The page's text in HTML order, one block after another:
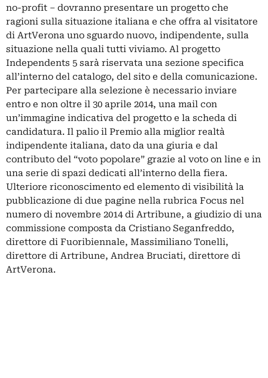
no-profit – dovranno presentare un progetto che
ragioni sulla situazione italiana e che offra al visitatore
di ArtVerona uno sguardo nuovo, indipendente, sulla
situazione nella quali tutti viviamo. Al progetto
Independents 5 sarà riservata una sezione specifica
all’interno del catalogo, del sito e della comunicazione.
Per partecipare alla selezione è necessario inviare
entro e non oltre il 30 aprile 2014, una mail con
un’immagine indicativa del progetto e la scheda di
candidatura. Il palio il Premio alla miglior realtà
indipendente italiana, dato da una giuria e dal
contributo del “voto popolare” grazie al voto on line e in
una serie di spazi dedicati all’interno della fiera.
Ulteriore riconoscimento ed elemento di visibilità la
pubblicazione di due pagine nella rubrica Focus nel
numero di novembre 2014 di Artribune, a giudizio di una
commissione composta da Cristiano Seganfreddo,
direttore di Fuoribiennale, Massimiliano Tonelli,
direttore di Artribune, Andrea Bruciati, direttore di
ArtVerona.